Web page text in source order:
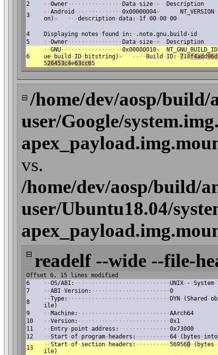
2
· ·Owner · · · · · · · · · · · · · · · · Data · size · » Description
3
· ·Android · · · · · · · · · · · · · ·0x00000004» NT_VERSION ·
on) » · · ·description ·data: · 1f ·00 ·00 ·00 ·
4 Displaying · notes · found · in: · .note.gnu.build-id
5
· ·Owner · · · · · · · · · · · · · · · · Data · size · » Description
6
· ·GNU · · · · · · · · · · · · · · · · · ·0x00000010» NT_GNU_BUILD_ID
ue · build · ID · bitstring) » · · · · Build · ID: ·718f4add96d
526453c4e63cc65
⊟ /home/dev/aosp/
user/Google/
vs.
/home/dev/aosp/build/
user/Ubuntu18.04/
⊟ readelf --wide --file-
Offset 6, 15 lines modified
6
· ·OS/ABI: · · · · · · · · · · · · · · · · · · · · · · · · · · · ·UNIX · - ·System ·
7
· ·ABI ·Version: · · · · · · · · · · · · · · · · · · · · · · ·0
8
· ·Type: · · · · · · · · · · · · · · · · · · · · · · · · · · · · · · DYN · (Shared ·
ile)
9
· · Machine: · · · · · · · · · · · · · · · · · · · · · · · · · · ·AArch64
10
· ·Version: · · · · · · · · · · · · · · · · · · · · · · · · · · ·0x1
11
· · Entry · point ·address: · · · · · · · · · · · · · · ·0x73000
12
· ·Start ·of · program · headers: · · · · · · · · · ·64 · (bytes · into
13
· ·Start ·of · section · headers: · · · · · · · · · ·569560 · (bytes ·
ile)